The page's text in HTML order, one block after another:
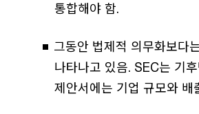
통합해야 함.
그동안 법제적 의무화보다
나타나고 있음. SEC는 기
제안서에는 기업 규모와